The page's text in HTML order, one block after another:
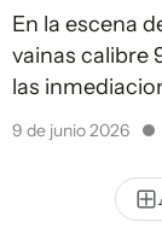
En la escena
vainas calibre
las
9 de junio 2026